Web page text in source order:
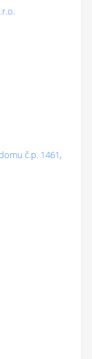
č.p. 1461,